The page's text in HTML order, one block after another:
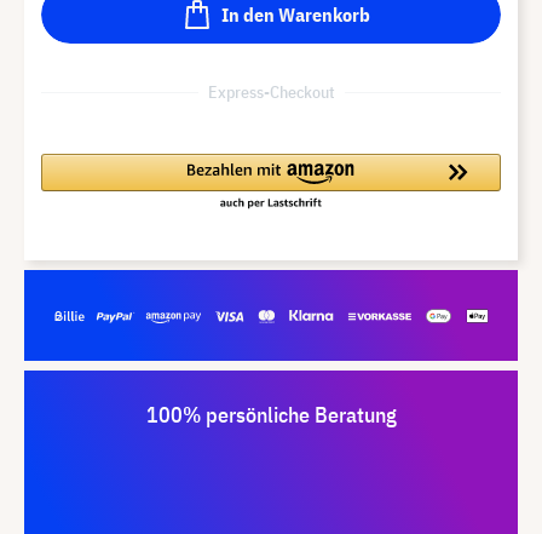
In den Warenkorb
Express-Checkout
100% persönliche Beratung